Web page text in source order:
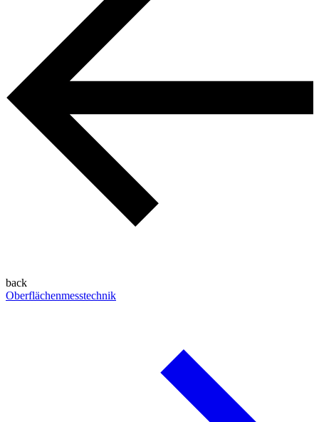
back
Oberflächenmesstechnik